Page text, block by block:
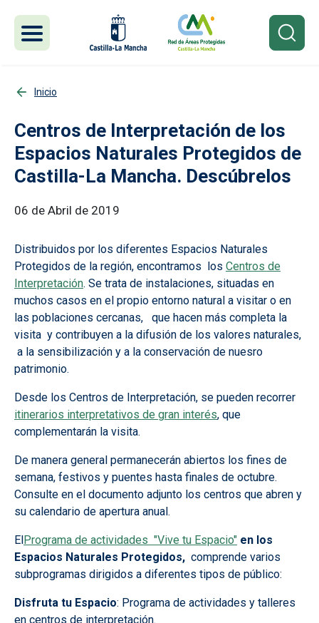
Inicio
Centros de Interpretación de los
Espacios Naturales Protegidos de
Castilla-La Mancha. Descúbrelos
06 de Abril de 2019
Distribuidos por los diferentes Espacios Naturales
Protegidos de la región, encontramos los Centros de
Interpretación. Se trata de instalaciones, situadas en
muchos casos en el propio entorno natural a visitar o en
las poblaciones cercanas, que hacen más completa la
visita y contribuyen a la difusión de los valores naturales,
a la sensibilización y a la conservación de nuesro
patrimonio.
Desde los Centros de Interpretación, se pueden recorrer
itinerarios interpretativos de gran interés, que
complementarán la visita.
De manera general permanecerán abiertos los fines de
semana, festivos y puentes hasta finales de octubre.
Consulte en el documento adjunto los centros que abren y
su calendario de apertura anual.
El Programa de actividades "Vive tu Espacio" en los
Espacios Naturales Protegidos, comprende varios
subprogramas dirigidos a diferentes tipos de público:
Disfruta tu Espacio: Programa de actividades y talleres
en centros de interpretación.